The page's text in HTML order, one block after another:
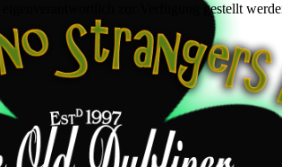
zur Verfügung gestellt